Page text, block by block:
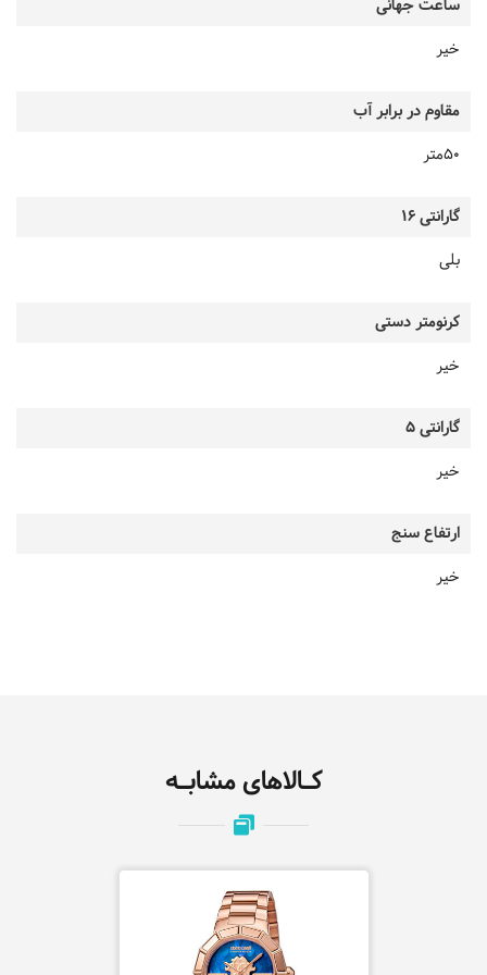
ساعت جهانی
خیر
مقاوم در برابر آب
50متر
گارانتی 16
بلی
کرنومتر دستی
خیر
گارانتی 5
خیر
ارتفاع سنج
خیر
کـالاهای مشابـه